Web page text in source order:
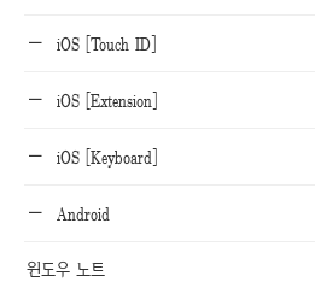
iOS [Touch ID]
iOS [Extension]
iOS [Keyboard]
Android
윈도우 노트